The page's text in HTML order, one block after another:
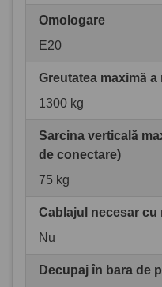
Omologare
E20
Greutatea maximă a
1300 kg
Sarcina verticală
de conectare)
75 kg
Cablajul necesar cu
Nu
Decupaj în bara de